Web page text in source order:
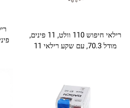
רילאי חיפוש 110 וולט, 11 פינים,
מודל 70.3, עם שקע רילאי 11